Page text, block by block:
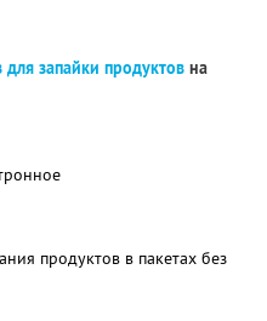
запайки продуктов на
продуктов в пакетах без